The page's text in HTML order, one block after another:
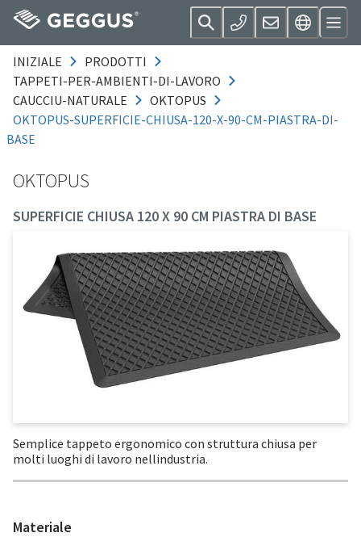
INIZIALE
PRODOTTI
TAPPETI-PER-AMBIENTI-DI-LAVORO
CAUCCIU-NATURALE
OKTOPUS
OKTOPUS-SUPERFICIE-CHIUSA-120-X-90-CM-PIASTRA-DI-
BASE
OKTOPUS
SUPERFICIE CHIUSA 120 X 90 CM PIASTRA DI BASE
Semplice tappeto ergonomico con struttura chiusa per
molti luoghi di lavoro nellindustria.
Materiale